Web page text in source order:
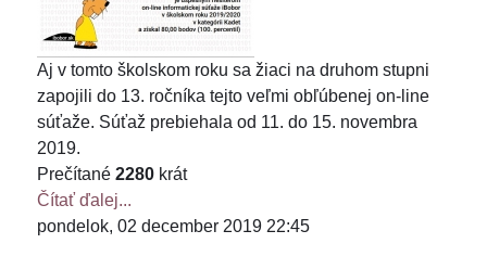
Aj v tomto školskom roku sa žiaci na druhom stupni
zapojili do 13. ročníka tejto veľmi obľúbenej on-line
súťaže. Súťaž prebiehala od 11. do 15. novembra
2019.
Prečítané 2280 krát
Čítať ďalej...
pondelok, 02 december 2019 22:45